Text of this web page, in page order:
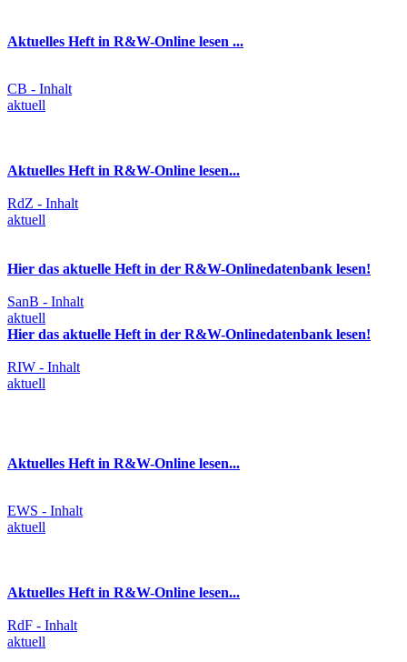
Aktuelles Heft in R&W-Online lesen ...
CB - Inhalt
aktuell
Aktuelles Heft in R&W-Online lesen...
RdZ - Inhalt
aktuell
Hier das aktuelle Heft in der R&W-Onlinedatenbank lesen!
SanB - Inhalt
aktuell
Hier das aktuelle Heft in der R&W-Onlinedatenbank lesen!
RIW - Inhalt
aktuell
Aktuelles Heft in R&W-Online lesen...
EWS - Inhalt
aktuell
Aktuelles Heft in R&W-Online lesen...
RdF - Inhalt
aktuell